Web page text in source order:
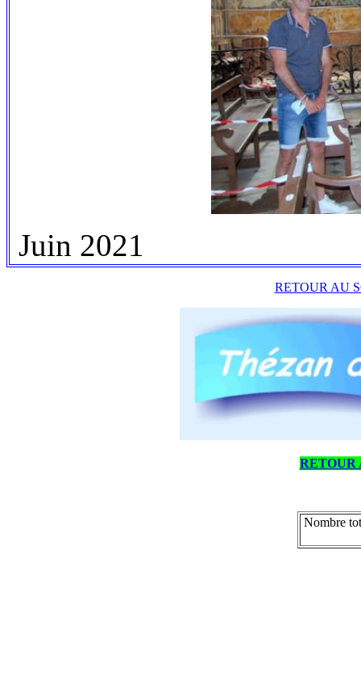
Juin 2021
RETOUR AU
RETOUR
Nombre